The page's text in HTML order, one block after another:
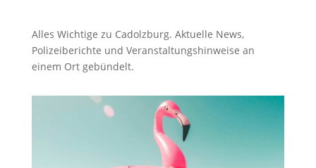
Alles Wichtige zu Cadolzburg. Aktuelle News,
Polizeiberichte und Veranstaltungshinweise an
einem Ort gebündelt.